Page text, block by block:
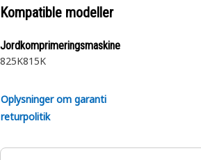
Kompatible modeller
Jordkomprimeringsmaskine
825K815K
Oplysninger om garanti
returpolitik